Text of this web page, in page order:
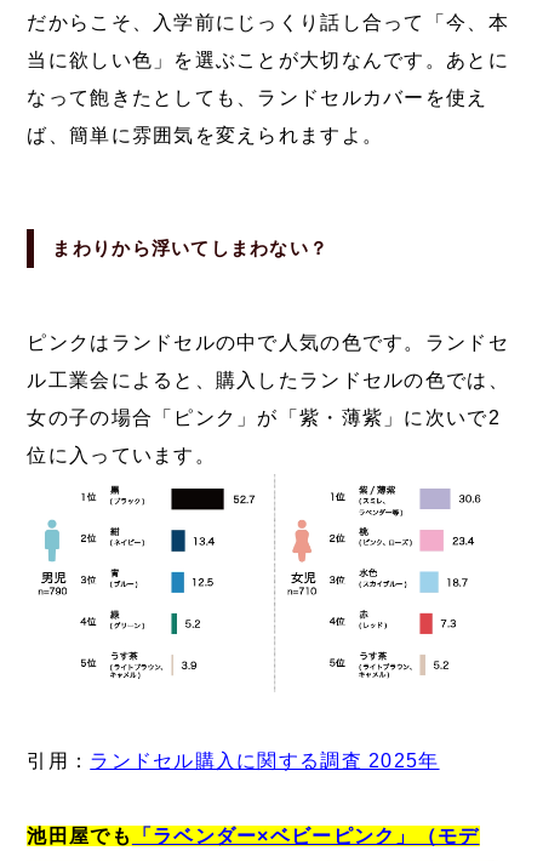
だからこそ、入学前にじっくり話し合って「今、本
当に欲しい色」を選ぶことが大切なんです。あとに
なって飽きたとしても、ランドセルカバーを使え
ば、簡単に雰囲気を変えられますよ。
まわりから浮いてしまわない？
ピンクはランドセルの中で人気の色です。ランドセ
ル工業会によると、購入したランドセルの色では、
女の子の場合「ピンク」が「紫・薄紫」に次いで2
位に入っています。
引用： ランドセル購入に関する調査 2025年
池田屋でも
「ラベンダー×ベビーピンク」（モデ